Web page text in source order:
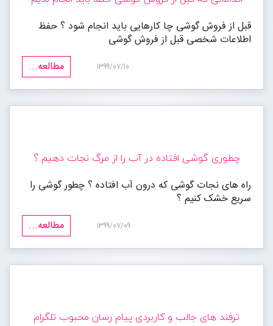
قبل از فروش گوشی چا کارهایی باید انجام شود ؟ حفظ
اطلاعات شخصی قبل از فروش گوشی
مطالعه...
1399/07/10
چطوری گوشی افتاده در آب را از مرگ نجات دهیم ؟
راه های نجات گوشی که درون آب افتاده ؟ چطور گوشی را
سریع خشک کنیم ؟
مطالعه...
1399/07/09
ترفند های جالب و کاربردی پیام رسان محبوب تلگرام